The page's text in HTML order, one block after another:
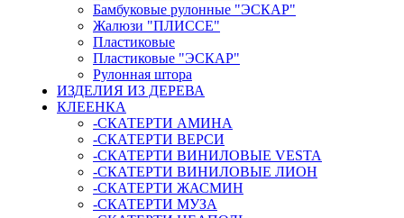
Бамбуковые рулонные "ЭСКАР"
Жалюзи "ПЛИССЕ"
Пластиковые
Пластиковые "ЭСКАР"
Рулонная штора
ИЗДЕЛИЯ ИЗ ДЕРЕВА
КЛЕЕНКА
-СКАТЕРТИ АМИНА
-СКАТЕРТИ ВЕРСИ
-СКАТЕРТИ ВИНИЛОВЫЕ VESTA
-СКАТЕРТИ ВИНИЛОВЫЕ ЛИОН
-СКАТЕРТИ ЖАСМИН
-СКАТЕРТИ МУЗА